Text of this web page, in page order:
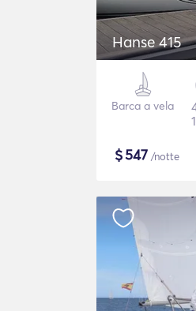
Hanse 415
Barca a vela
$547 /notte